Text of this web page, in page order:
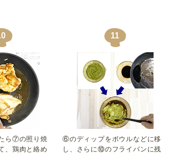
ら⑦の照り焼
、鶏肉と絡め
11
⑥のディップをボウルなどに移
し、さらに⑩のフライパンに残